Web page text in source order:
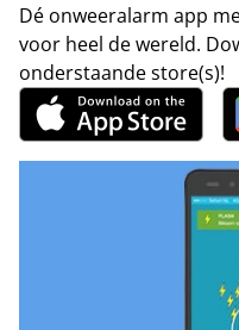
Dé onweeralarm app
voor heel de wereld.
onderstaande store(s)!